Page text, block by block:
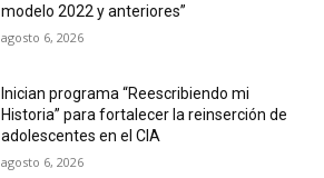
modelo 2022 y anteriores”
agosto 6, 2026
Inician programa “Reescribiendo mi
Historia” para fortalecer la reinserción de
adolescentes en el CIA
agosto 6, 2026